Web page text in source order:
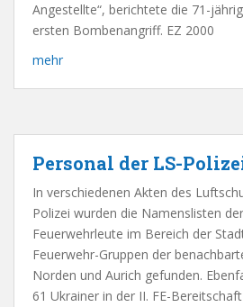
Angestellte“, berichtete die 71-
ersten Bombenangriff. EZ 2000
mehr
Personal der LS-
In verschiedenen Akten des
Polizei wurden die Namenslisten
Feuerwehrleute im Bereich der
Feuerwehr-Gruppen der
Norden und Aurich gefunden.
61 Ukrainer in der II. FE-